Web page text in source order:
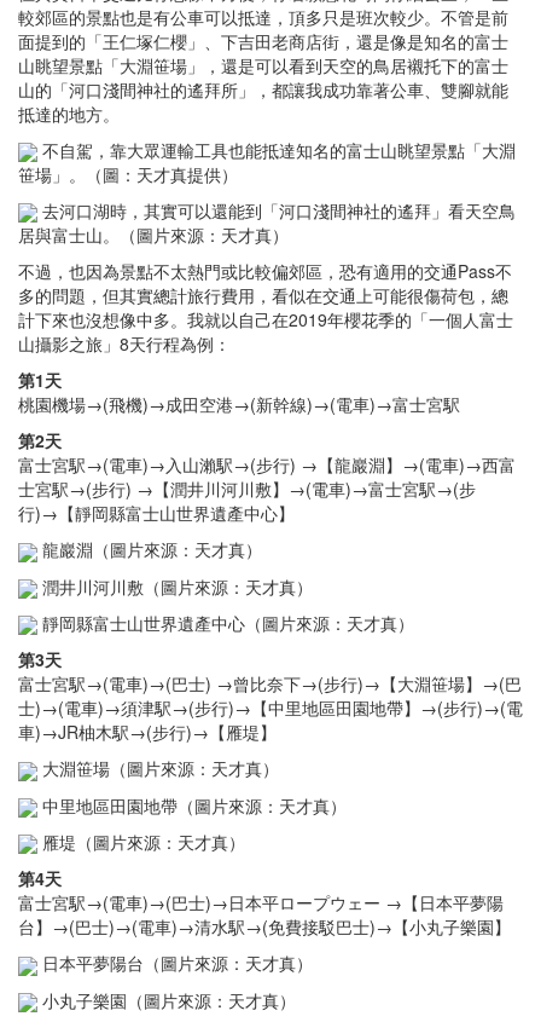
較郊區的景點也是有公車可以抵達，頂多只是班次較少。不管是前
面提到的「王仁塚仁櫻」、下吉田老商店街，還是像是知名的富士
山眺望景點「大淵笹場」，還是可以看到天空的鳥居襯托下的富士
山的「河口淺間神社的遙拜所」，都讓我成功靠著公車、雙腳就能
抵達的地方。
不自駕，靠大眾運輸工具也能抵達知名的富士山眺望景點「大淵
笹場」。（圖：天才真提供）
去河口湖時，其實可以還能到「河口淺間神社的遙拜」看天空鳥
居與富士山。（圖片來源：天才真）
不過，也因為景點不太熱門或比較偏郊區，恐有適用的交通Pass不
多的問題，但其實總計旅行費用，看似在交通上可能很傷荷包，總
計下來也沒想像中多。我就以自己在2019年櫻花季的「一個人富士
山攝影之旅」8天行程為例：
第1天
桃園機場→(飛機)→成田空港→(新幹線)→(電車)→富士宮駅
第2天
富士宮駅→(電車)→入山瀨駅→(步行) →【龍巖淵】→(電車)→西富
士宮駅→(步行) →【潤井川河川敷】→(電車)→富士宮駅→(步
行)→【靜岡縣富士山世界遺產中心】
龍巖淵（圖片來源：天才真）
潤井川河川敷（圖片來源：天才真）
靜岡縣富士山世界遺產中心（圖片來源：天才真）
第3天
富士宮駅→(電車)→(巴士) →曾比奈下→(步行)→【大淵笹場】→(巴
士)→(電車)→須津駅→(步行)→【中里地區田園地帶】→(步行)→(電
車)→JR柚木駅→(步行)→【雁堤】
大淵笹場（圖片來源：天才真）
中里地區田園地帶（圖片來源：天才真）
雁堤（圖片來源：天才真）
第4天
富士宮駅→(電車)→(巴士)→日本平ロープウェー →【日本平夢陽
台】→(巴士)→(電車)→清水駅→(免費接駁巴士)→【小丸子樂園】
日本平夢陽台（圖片來源：天才真）
小丸子樂園（圖片來源：天才真）